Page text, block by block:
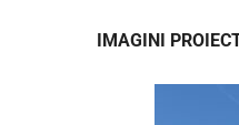
IMAGINI